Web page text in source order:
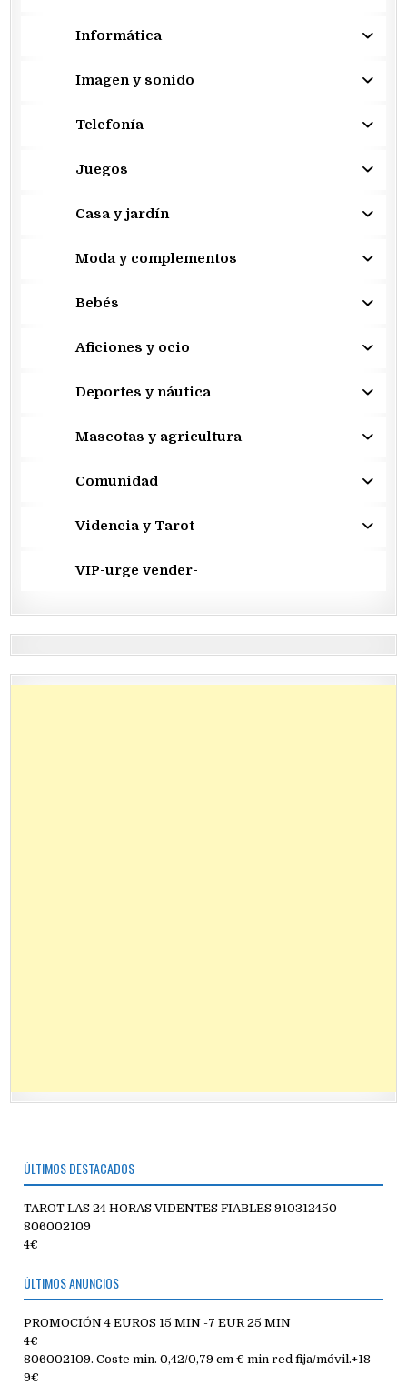
Informática
Imagen y sonido
Telefonía
Juegos
Casa y jardín
Moda y complementos
Bebés
Aficiones y ocio
Deportes y náutica
Mascotas y agricultura
Comunidad
Videncia y Tarot
VIP-urge vender-
ÚLTIMOS DESTACADOS
TAROT LAS 24 HORAS VIDENTES FIABLES 910312450 –
806002109
4€
ÚLTIMOS ANUNCIOS
PROMOCIÓN 4 EUROS 15 MIN -7 EUR 25 MIN
4€
806002109. Coste min. 0,42/0,79 cm € min red fija/móvil.+18
9€